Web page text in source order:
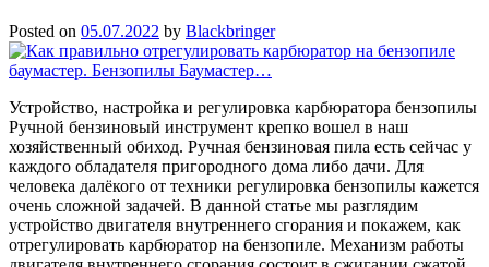
Posted on 05.07.2022 by Blackbringer
Устройство, настройка и регулировка карбюратора бензопилы
Ручной бензиновый инструмент крепко вошел в наш
хозяйственный обиход. Ручная бензиновая пила есть сейчас у
каждого обладателя пригородного дома либо дачи. Для
человека далёкого от техники регулировка бензопилы кажется
очень сложной задачей. В данной статье мы разглядим
устройство двигателя внутреннего сгорания и покажем, как
отрегулировать карбюратор на бензопиле. Механизм работы